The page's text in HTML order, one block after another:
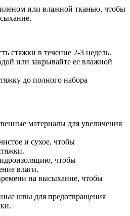
или влажной тканью, чтобы
стяжки в течение 2-3 недель.
или закрывайте ее влажной
до полного набора
материалы для увеличения
и сухое, чтобы
чтобы
влаги.
на высыхание, чтобы
швы для предотвращения